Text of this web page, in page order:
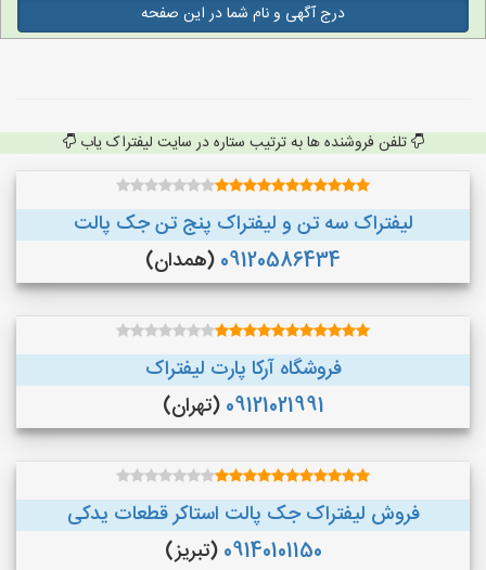
درج آگهی و نام شما در این صفحه
تلفن فروشنده ها به ترتیب ستاره در سایت لیفتراک یاب
لیفتراک سه تن و لیفتراک پنج تن جک پالت
09120586434 (همدان)
فروشگاه آرکا پارت لیفتراک
09121021991 (تهران)
فروش لیفتراک جک پالت استاکر قطعات یدکی
09140101150 (تبریز)